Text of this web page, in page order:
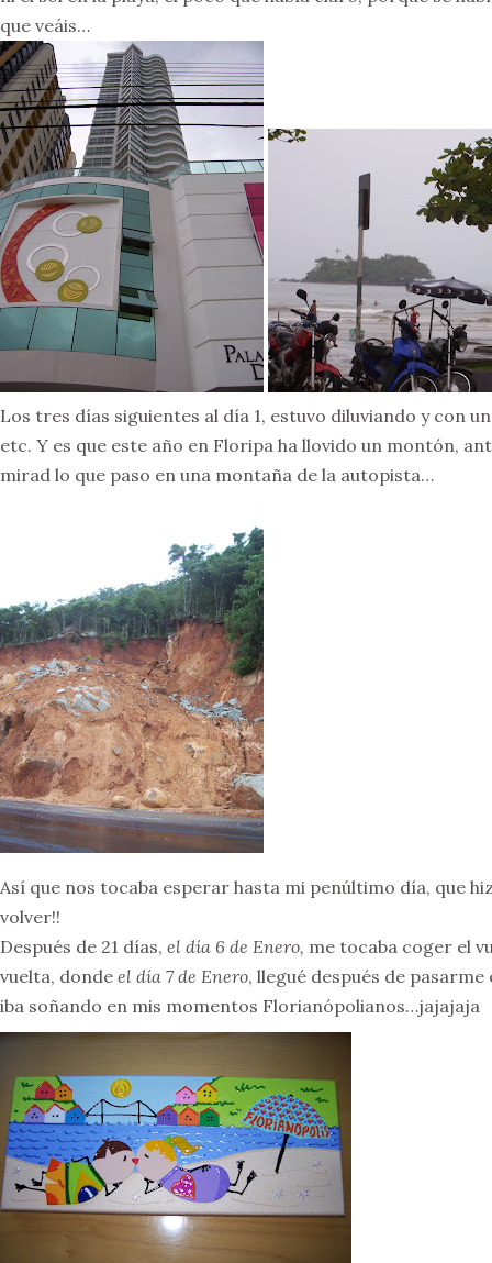
que veáis…
Los tres días siguientes al día 1, estuvo diluviando y con
etc. Y es que este año en Floripa ha llovido un montón,
mirad lo que paso en una montaña de la autopista…
Así que nos tocaba esperar hasta mi penúltimo día, que
volver!!
Después de 21 días, el día 6 de Enero, me tocaba coger el
vuelta, donde el día 7 de Enero, llegué después de
iba soñando en mis momentos Florianópolianos…jajajaja